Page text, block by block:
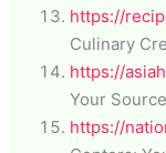
https://
Culinary
https://
Your
https://